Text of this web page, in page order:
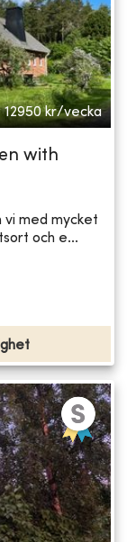
kr/vecka
with
vi med mycket
och e...